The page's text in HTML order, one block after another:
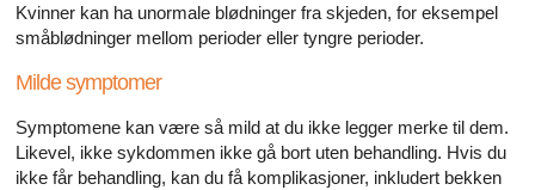
Kvinner kan ha unormale blødninger fra skjeden, for eksempel
småblødninger mellom perioder eller tyngre perioder.
Milde symptomer
Symptomene kan være så mild at du ikke legger merke til dem.
Likevel, ikke sykdommen ikke gå bort uten behandling. Hvis du
ikke får behandling, kan du få komplikasjoner, inkludert bekken